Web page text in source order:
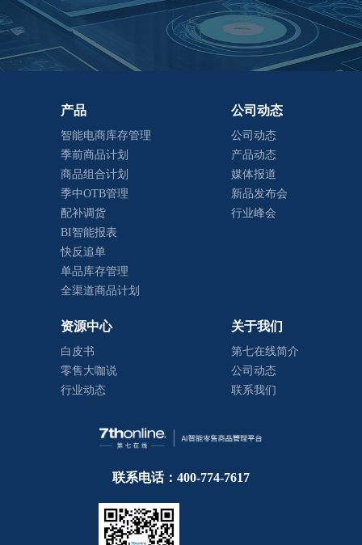
产品
智能电商库存管理
季前商品计划
商品组合计划
季中OTB管理
配补调货
BI智能报表
快反追单
单品库存管理
全渠道商品计划
公司动态
公司动态
产品动态
媒体报道
新品发布会
行业峰会
资源中心
白皮书
零售大咖说
行业动态
关于我们
第七在线简介
公司动态
联系我们
联系电话：400-774-7617